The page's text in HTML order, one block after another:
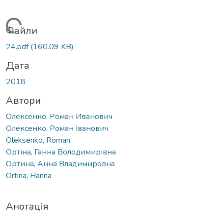
Файли
24.pdf(160.09 KB)
Дата
2018
Автори
Олексенко, Роман Иванович
Олексенко, Роман Іванович
Oleksenko, Roman
Ортіна, Ганна Володимирівна
Ортина, Анна Владимировна
Ortina, Hanna
Анотація